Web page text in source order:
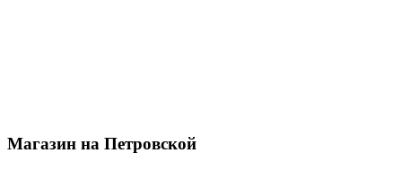
Магазин на Петровской